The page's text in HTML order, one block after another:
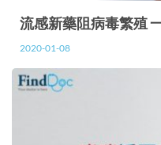
流感新藥阻病毒繁殖
2020-01-08